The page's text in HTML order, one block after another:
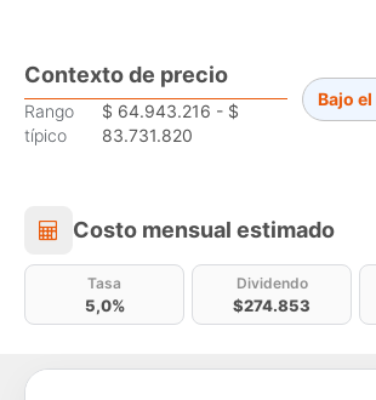
Contexto de precio
Rango
típico
$ 64.943.216 - $
83.731.820
Bajo
Costo mensual
Costo mensual estimado
Tasa
5,0%
Dividendo
$274.853